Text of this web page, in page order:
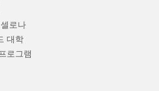
로나
대학
로그램